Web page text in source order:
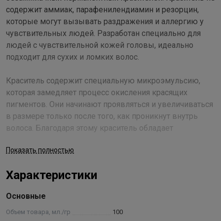
содержит аммиак, парафенилендиамин и резорцин,
которые могут вызывать раздражения и аллергию у
чувствительных людей. Разработан специально для
людей с чувствительной кожей головы, идеально
подходит для сухих и ломких волос.
Краситель содержит специальную микроэмульсию,
которая замедляет процесс окисления красящих
пигментов. Они начинают проявляться и увеличиваться
в размере только после того, как проникнут внутрь
волоса. Благодаря этому краситель обладает
имеет значительно большую окрашивающую силу;
закрепление красящих пигментов в структуре волоса,
насыщенным; хорошо окрашивает даже самые трудно
поддающиеся стареющие волосы с ослабленной
Показать полностью
Характеристики
Основные
Объем товара, мл./гр 100